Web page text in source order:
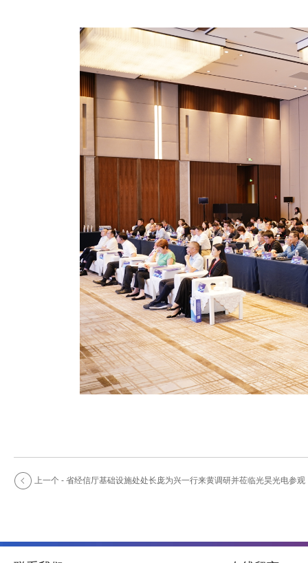
上一个 - 省经信厅基础设施处处长庞为兴一行来黄调研并莅临光昊光电参观